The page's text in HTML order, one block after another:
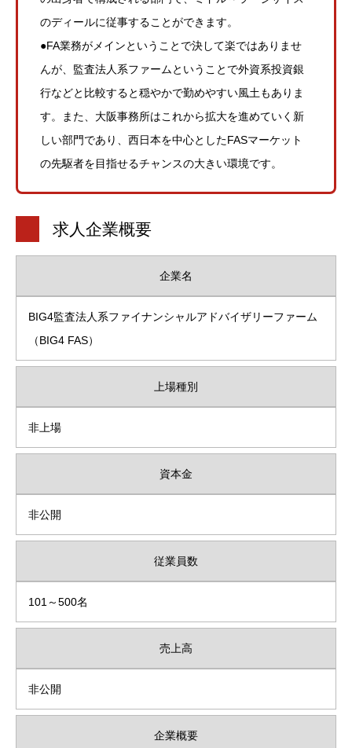
のディールに従事することができます。
●FA業務がメインということで決して楽ではありませ
んが、監査法人系ファームということで外資系投資銀
行などと比較すると穏やかで勤めやすい風土もありま
す。また、大阪事務所はこれから拡大を進めていく新
しい部門であり、西日本を中心としたFASマーケット
の先駆者を目指せるチャンスの大きい環境です。
求人企業概要
企業名
BIG4監査法人系ファイナンシャルアドバイザリーファーム
（BIG4 FAS）
上場種別
非上場
資本金
非公開
従業員数
101～500名
売上高
非公開
企業概要